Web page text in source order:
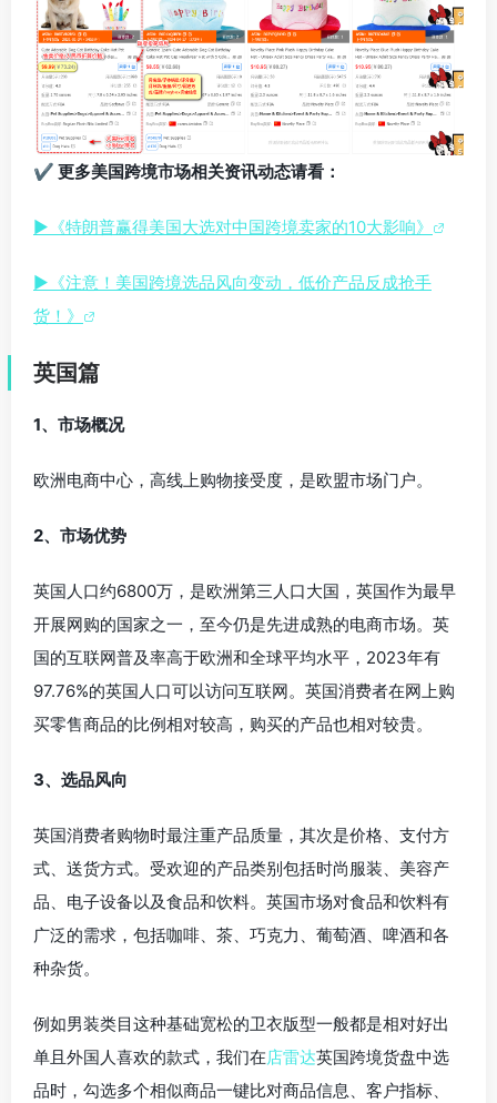
✔ 更多美国跨境市场相关资讯动态请看：
▶《特朗普赢得美国大选对中国跨境卖家的10大影响》
▶《注意！美国跨境选品风向变动，低价产品反成抢手
货！》
英国篇
1、市场概况
欧洲电商中心，高线上购物接受度，是欧盟市场门户。
2、市场优势
英国人口约6800万，是欧洲第三人口大国，英国作为最早
开展网购的国家之一，至今仍是先进成熟的电商市场。英
国的互联网普及率高于欧洲和全球平均水平，2023年有
97.76%的英国人口可以访问互联网。英国消费者在网上购
买零售商品的比例相对较高，购买的产品也相对较贵。
3、选品风向
英国消费者购物时最注重产品质量，其次是价格、支付方
式、送货方式。受欢迎的产品类别包括时尚服装、美容产
品、电子设备以及食品和饮料。英国市场对食品和饮料有
广泛的需求，包括咖啡、茶、巧克力、葡萄酒、啤酒和各
种杂货。
例如男装类目这种基础宽松的卫衣版型一般都是相对好出
单且外国人喜欢的款式，我们在店雷达英国跨境货盘中选
品时，勾选多个相似商品一键比对商品信息、客户指标、